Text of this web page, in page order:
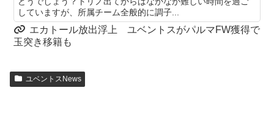
していますが、所属チーム全般的に調子...
エカトール放出浮上 ユベントスがパルマFW獲得で
玉突き移籍も
ユベントスNews